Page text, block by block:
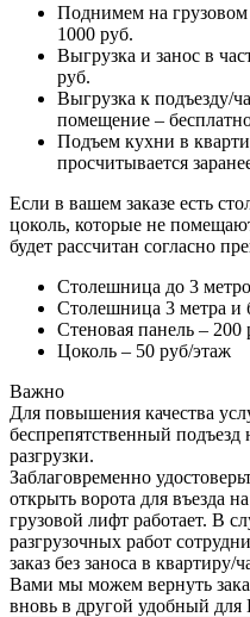
Поднимем на грузовом
1000 руб.
Выгрузка и занос в
руб.
Выгрузка к подъезду/
помещение –
Подъем кухни в
просчитывается
Если в вашем заказе есть
цоколь, которые не
будет рассчитан согласно
Столешница до 3
Столешница 3 метра и
Стеновая панель – 200
Цоколь – 50 руб/этаж
Важно
Для повышения качества
беспрепятственный
разгрузки.
Заблаговременно
открыть ворота для въезда
грузовой лифт работает. В
разгрузочных работ
заказ без заноса в
Вами мы можем вернуть
вновь в другой удобный для